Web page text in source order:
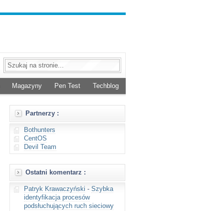
Magazyny Pen Test Techblog
Partnerzy :
Bothunters
CentOS
Devil Team
Ostatni komentarz :
Patryk Krawaczyński - Szybka
identyfikacja procesów
podsłuchujących ruch sieciowy